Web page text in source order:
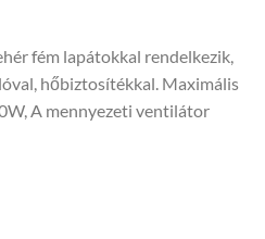
fém lapátokkal rendelkezik,
hőbiztosítékkal. Maximális
A mennyezeti ventilátor